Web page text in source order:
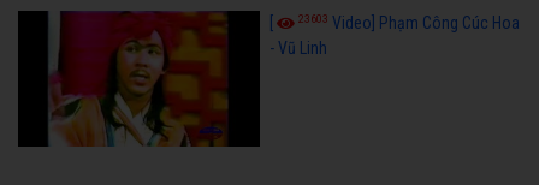
23603 Video] Phạm Công Cúc Hoa
- Vũ Linh